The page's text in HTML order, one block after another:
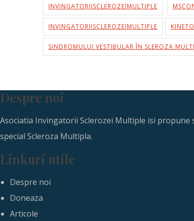
INVINGATORIISCLEROZEIMULTIPLE
INVINGATORIISCLEROZEIMULTIPLE
SINDROMULUI VESTIBULAR ÎN SLEROZA
Despre noi
Asociatia Invingatorii Sclerozei Multiple isi
special Scleroza Multipla.
Linkuri utile
Despre noi
Doneaza
Articole